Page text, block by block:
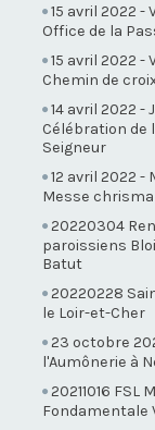
15 avril 2022 -
Office de la
15 avril 2022 -
Chemin de
14 avril 2022 -
Célébration de
Seigneur
12 avril 2022 -
Messe
20220304
paroissiens
Batut
20220228
le Loir-et-Cher
23 octobre
l'Aumônerie à
20211016 FSL
Fondamentale